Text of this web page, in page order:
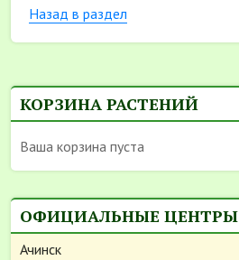
Назад в раздел
КОРЗИНА РАСТЕНИЙ
Ваша корзина пуста
ОФИЦИАЛЬНЫЕ ЦЕНТРЫ
Ачинск